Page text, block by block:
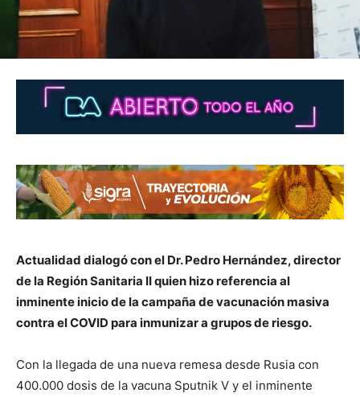
Actualidad dialogó con el Dr. Pedro Hernández, director
de la Región Sanitaria II quien hizo referencia al
inminente inicio de la campaña de vacunación masiva
contra el COVID para inmunizar a grupos de riesgo.
Con la llegada de una nueva remesa desde Rusia con
400.000 dosis de la vacuna Sputnik V y el inminente